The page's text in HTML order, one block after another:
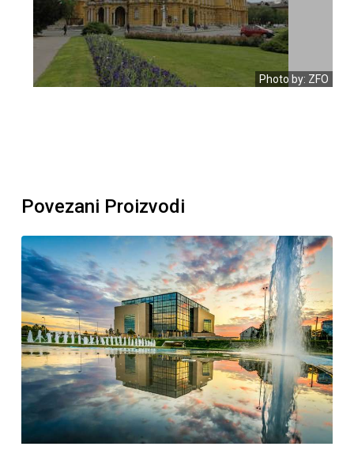
Photo by: ZFO
Povezani Proizvodi